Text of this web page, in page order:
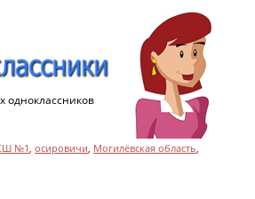
одноклассников
№1, осировичи, Могилёвская область,